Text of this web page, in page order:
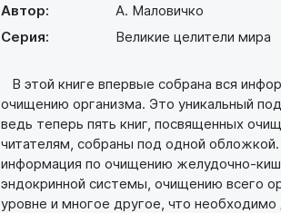
Автор:
А. Маловичко
Серия:
Великие целители мира
В этой книге впервые собрана вся
очищению организма. Это уникальный
ведь теперь пять книг, посвященных
читателям, собраны под одной
информация по очищению желудочно-
эндокринной системы, очищению всего
уровне и многое другое, что